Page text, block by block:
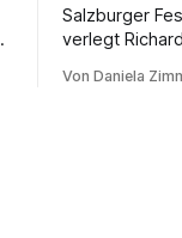
Salzburger
verlegt
Science-
Von Daniela